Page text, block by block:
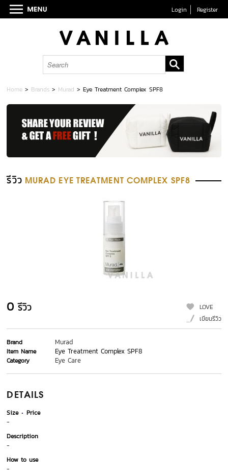
Login Register
Home > Brands > Murad >Eye Treatment Complex SPF8
รีวิว MURAD EYE TREATMENT COMPLEX SPF8
0 รีวิว
LOVE
เขียนรีวิว
Brand Murad
Item Name Eye Treatment Complex SPF8
Category Eye Care
DETAILS
Size
Price
-
Description
-
How to use
-